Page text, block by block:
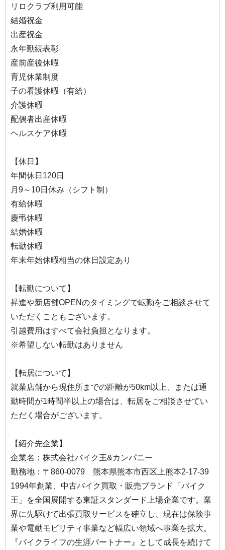
リロクラブ利用可能
結婚祝金
出産祝金
永年勤続表彰
産前産後休暇
育児休業制度
子の看護休暇（有給）
介護休暇
配偶者出産休暇
ヘルスケア休暇
【休日】
年間休日120日
月9～10日休み（シフト制）
有給休暇
慶弔休暇
結婚休暇
転勤休暇
年末年始休暇相当の休日設定あり
【転勤について】
昇進や新店舗OPENのタイミングで転勤をご相談させて
いただくこともございます。
引越費用はすべて会社負担となります。
※希望しない転勤はありません
【転居について】
就業店舗から現住所までの距離が50km以上、または通
勤時間が1時間半以上の場合は、転居をご相談させてい
ただく場合がございます。
【紹介先企業】
企業名：株式会社バイク王&カンパニー
勤務地：〒860-0079 熊本県熊本市西区上熊本2-17-39
1994年創業、中古バイク買取・販売ブランド「バイク
王」を全国展開する東証スタンダード上場企業です。業
界に先駆けて出張買取サービスを確立し、現在は保険事
業や電動モビリティ事業など幅広い領域へ事業を拡大。
『バイクライフの生涯パートナー』として成長を続けて